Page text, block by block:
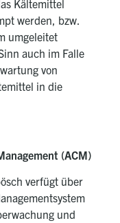
Kältemittel
werden, bzw.
umgeleitet
auch im Falle
von
in die
(ACM)
verfügt über
und